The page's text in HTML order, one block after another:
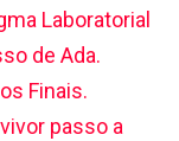
Laboratorial
de Ada.
Finais.
passo a